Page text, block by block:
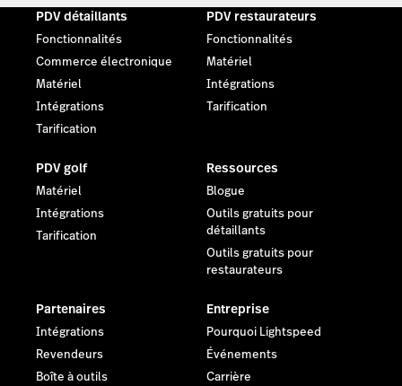
PDV détaillants
Fonctionnalités
Commerce électronique
Matériel
Intégrations
Tarification
PDV restaurateurs
Fonctionnalités
Matériel
Intégrations
Tarification
PDV golf
Matériel
Intégrations
Tarification
Ressources
Blogue
Outils gratuits pour
détaillants
Outils gratuits pour
restaurateurs
Partenaires
Intégrations
Revendeurs
Boîte à outils
Entreprise
Pourquoi Lightspeed
Événements
Carrière